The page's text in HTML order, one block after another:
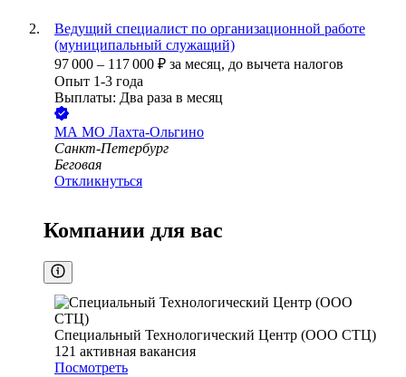
Ведущий специалист по организационной работе
(муниципальный служащий)
97 000 – 117 000 ₽ за месяц, до вычета налогов
Опыт 1-3 года
Выплаты: Два раза в месяц
МА МО Лахта-Ольгино
Санкт-Петербург
Беговая
Откликнуться
Компании для вас
Специальный Технологический Центр (ООО СТЦ)
121 активная вакансия
Посмотреть